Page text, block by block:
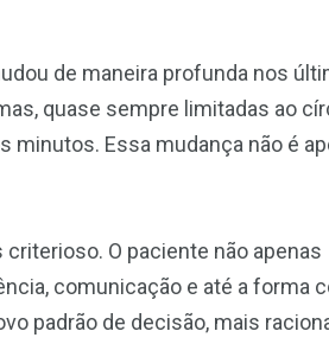
de maneira profunda nos
quase sempre limitadas ao
minutos. Essa mudança não é
O paciente não apenas
comunicação e até a forma
padrão de decisão, mais